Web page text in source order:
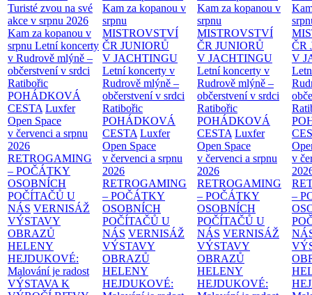
Turisté zvou na své
akce v srpnu 2026
Kam za kopanou v
srpnu Letní koncerty
v Rudrově mlýně –
občerstvení v srdci
Ratibořic
POHÁDKOVÁ
CESTA Luxfer
Open Space
v červenci a srpnu
2026
RETROGAMING
– POČÁTKY
OSOBNÍCH
POČÍTAČŮ U
NÁS VERNISÁŽ
VÝSTAVY
OBRAZŮ
HELENY
HEJDUKOVÉ:
Malování je radost
VÝSTAVA K
Kam za kopanou v
srpnu
MISTROVSTVÍ
ČR JUNIORŮ
V JACHTINGU
Letní koncerty v
Rudrově mlýně –
občerstvení v srdci
Ratibořic
POHÁDKOVÁ
CESTA Luxfer
Open Space
v červenci a srpnu
2026
RETROGAMING
– POČÁTKY
OSOBNÍCH
POČÍTAČŮ U
NÁS VERNISÁŽ
VÝSTAVY
OBRAZŮ
HELENY
HEJDUKOVÉ:
Kam za kopanou v
srpnu
MISTROVSTVÍ
ČR JUNIORŮ
V JACHTINGU
Letní koncerty v
Rudrově mlýně –
občerstvení v srdci
Ratibořic
POHÁDKOVÁ
CESTA Luxfer
Open Space
v červenci a srpnu
2026
RETROGAMING
– POČÁTKY
OSOBNÍCH
POČÍTAČŮ U
NÁS VERNISÁŽ
VÝSTAVY
OBRAZŮ
HELENY
HEJDUKOVÉ:
ČR
V
v
–